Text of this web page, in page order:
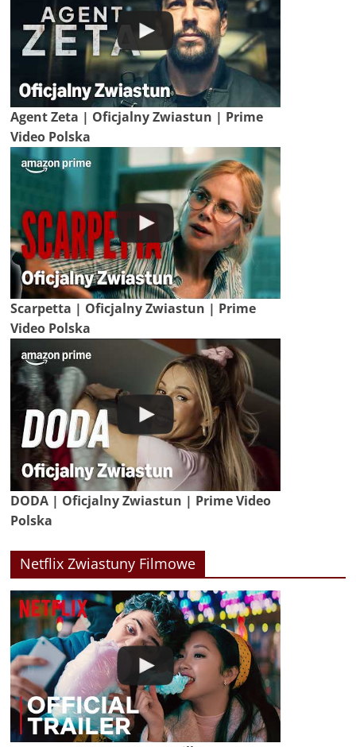
Agent Zeta | Oficjalny Zwiastun | Prime
Video Polska
Scarpetta | Oficjalny Zwiastun | Prime
Video Polska
DODA | Oficjalny Zwiastun | Prime Video
Polska
Netflix Zwiastuny Filmowe